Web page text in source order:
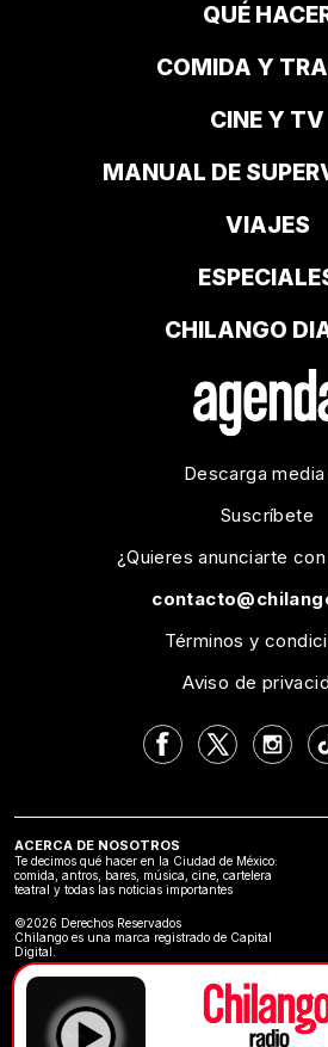
QUÉ
COMIDA Y
CINE Y TV
MANUAL DE
VIAJES
CHILANGO
Descarga
Suscríbete
¿Quieres anunciarte
Términos y
Aviso de
ACERCA DE NOSOTROS
Te decimos qué hacer en la Ciudad de México:
comida, antros, bares, música, cine, cartelera
teatral y todas las noticias importantes
©2026 Derechos Reservados
Chilango es una marca registrado de Capital
Digital.